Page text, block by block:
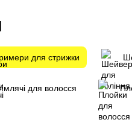
для стрижки
для волосся